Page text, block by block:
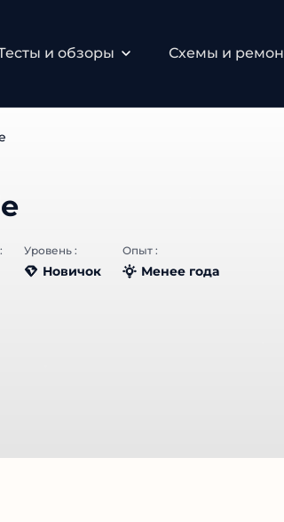
и обзоры Схемы и ремонт
Уровень :
Новичок
Опыт :
Менее года